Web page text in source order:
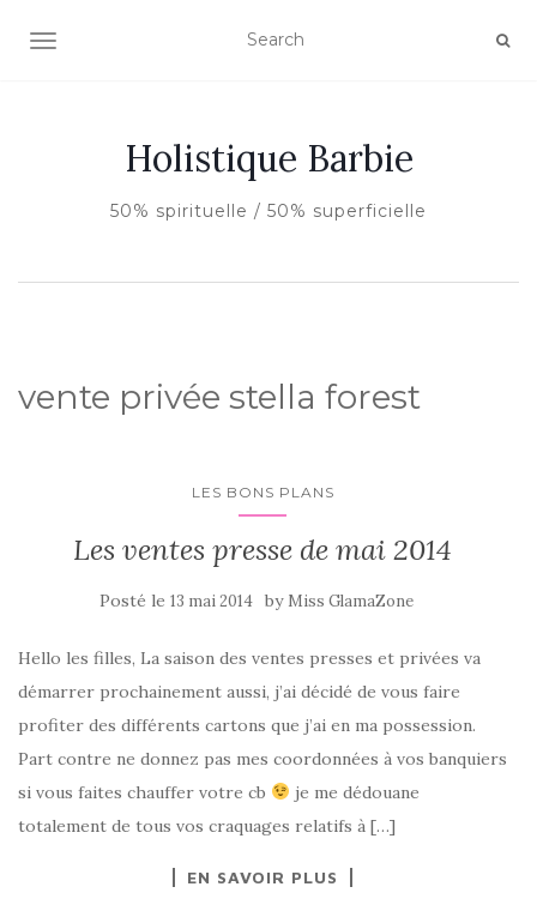
AFFICHER/MASQUER LA NAVIGATION
Holistique Barbie
50% spirituelle / 50% superficielle
vente privée stella forest
LES BONS PLANS
Les ventes presse de mai 2014
Posté le 13 mai 2014 by Miss GlamaZone
Hello les filles, La saison des ventes presses et privées va
démarrer prochainement aussi, j’ai décidé de vous faire
profiter des différents cartons que j’ai en ma possession.
Part contre ne donnez pas mes coordonnées à vos banquiers
si vous faites chauffer votre cb
je me dédouane
totalement de tous vos craquages relatifs à […]
EN SAVOIR PLUS